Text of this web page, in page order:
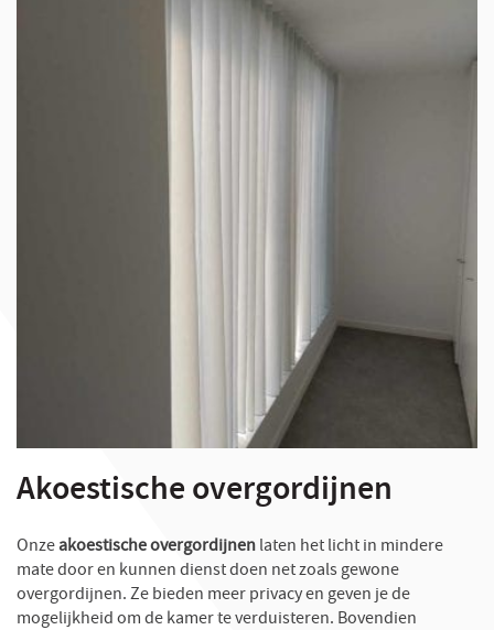
Akoestische overgordijnen
Onzeakoestische overgordijnenlaten het licht in mindere
mate door en kunnen dienst doen net zoals gewone
overgordijnen. Ze bieden meer privacy en geven je de
mogelijkheid om de kamer te verduisteren. Bovendien